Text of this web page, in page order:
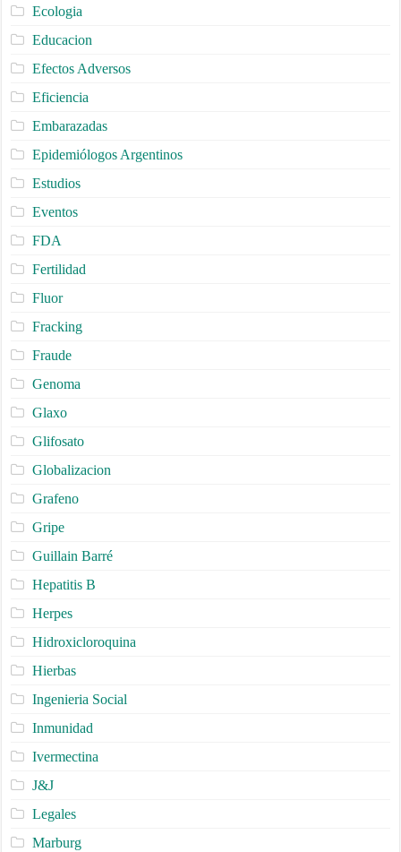
Ecologia
Educacion
Efectos Adversos
Eficiencia
Embarazadas
Epidemiólogos Argentinos
Estudios
Eventos
FDA
Fertilidad
Fluor
Fracking
Fraude
Genoma
Glaxo
Glifosato
Globalizacion
Grafeno
Gripe
Guillain Barré
Hepatitis B
Herpes
Hidroxicloroquina
Hierbas
Ingenieria Social
Inmunidad
Ivermectina
J&J
Legales
Marburg